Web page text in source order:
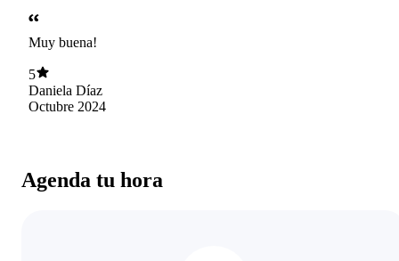
Muy buena!
5
Daniela Díaz
Octubre 2024
Agenda tu hora